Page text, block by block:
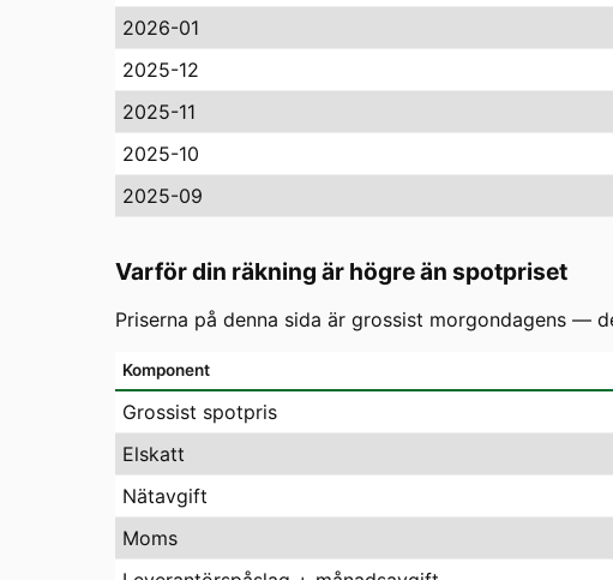
2026-01
2025-12
2025-11
2025-10
2025-09
Varför din räkning är högre än spotpriset
Priserna på denna sida är grossist morgondagens —
Komponent
Grossist spotpris
Elskatt
Nätavgift
Moms